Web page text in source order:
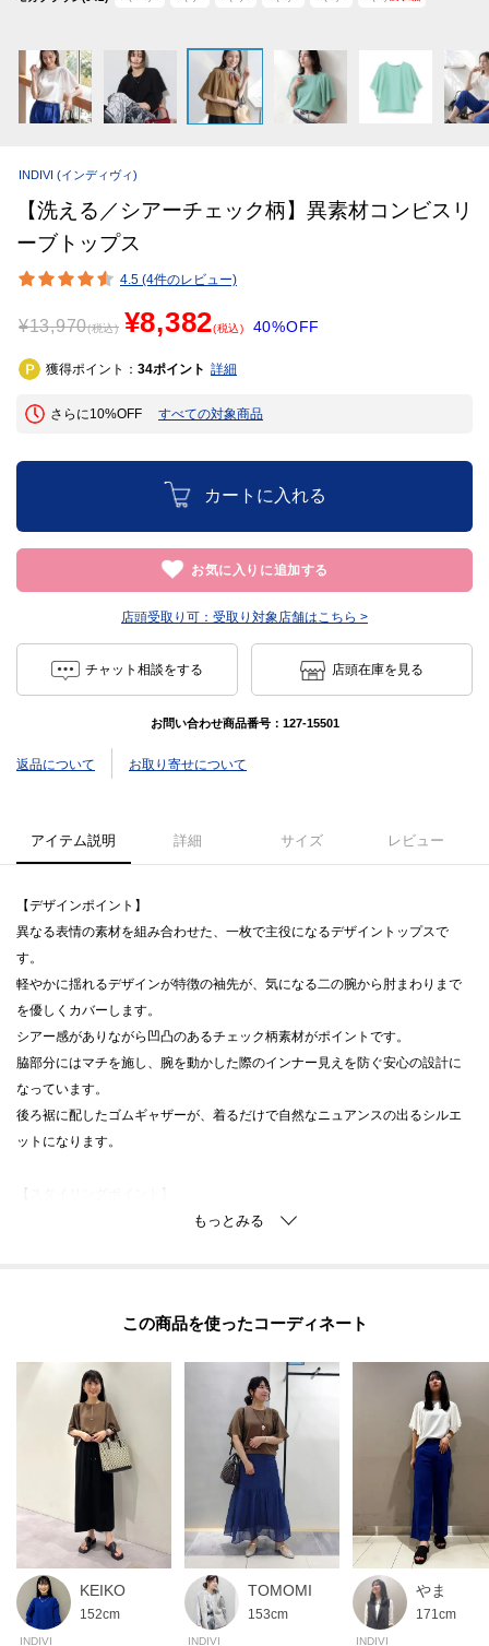
INDIVI (インディヴィ)
【洗える／シアーチェック柄】異素材コンビスリ
ーブトップス
4.5 (4件のレビュー)
¥13,970(税込) ¥8,382(税込) 40%OFF
獲得ポイント： 34ポイント 詳細
さらに10%OFF すべての対象商品
カートに入れる
お気に入りに追加する
店頭受取り可： 受取り対象店舗はこちら >
チャット相談をする 店頭在庫を見る
お問い合わせ商品番号： 127-15501
返品について お取り寄せについて
アイテム説明 詳細 サイズ レビュー
【デザインポイント】
異なる表情の素材を組み合わせた、一枚で主役になるデザイントップスで
す。
軽やかに揺れるデザインが特徴の袖先が、気になる二の腕から肘まわりまで
を優しくカバーします。
シアー感がありながら凹凸のあるチェック柄素材がポイントです。
脇部分にはマチを施し、腕を動かした際のインナー見えを防ぐ安心の設計に
なっています。
後ろ裾に配したゴムギャザーが、着るだけで自然なニュアンスの出るシルエ
ットになります。
【スタイリングポイント】
裾のゴム仕様により、ボトムにインせずともバランス良く決まるのが嬉しい
また、ナロースカートやフレアスカートとも相性が良く、合わせるアイテム
【素材ポイント】
梨の皮のような細かい凹凸感のある表情と、ふっくらとした優しい風合いが
特徴の素材を使用しています。
また、シワになりにくく、ストレッチ性があり快適な素材になっています。
【生地詳細】
透け感：ややあり
伸縮性：ややあり
生地の厚み：普通
裏地：なし
この商品を使った
KEIKO
152cm
INDIVI
TOMOMI
153cm
INDIVI
やま
171cm
INDIVI